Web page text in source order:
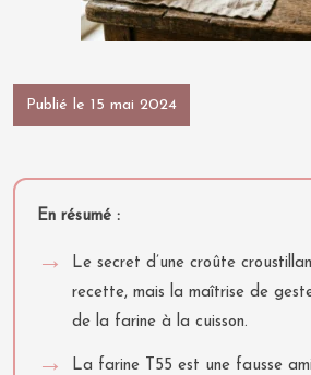
Publié le 15 mai 2024
En résumé :
Le secret d’une croûte
recette, mais la maîtrise de
de la farine à la cuisson.
La farine T55 est une fausse